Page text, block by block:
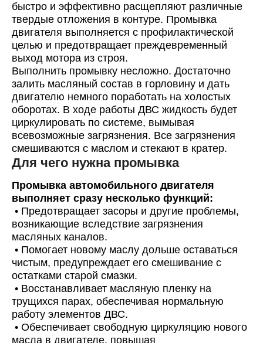
быстро и эффективно расщепляют различные
твердые отложения в контуре. Промывка
двигателя выполняется с профилактической
целью и предотвращает преждевременный
выход мотора из строя.
Выполнить промывку несложно. Достаточно
залить масляный состав в горловину и дать
двигателю немного поработать на холостых
оборотах. В ходе работы ДВС жидкость будет
циркулировать по системе, вымывая
всевозможные загрязнения. Все загрязнения
смешиваются с маслом и стекают в кратер.
Для чего нужна промывка
Промывка автомобильного двигателя
выполняет сразу несколько функций:
• Предотвращает засоры и другие проблемы,
возникающие вследствие загрязнения
масляных каналов.
• Помогает новому маслу дольше оставаться
чистым, предупреждает его смешивание с
остатками старой смазки.
• Восстанавливает масляную пленку на
трущихся парах, обеспечивая нормальную
работу элементов ДВС.
• Обеспечивает свободную циркуляцию нового
масла в двигателе, повышая